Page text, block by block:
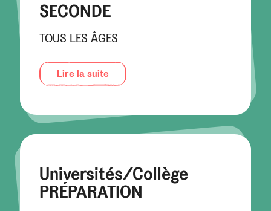
SECONDE
TOUS LES ÂGES
Lire la suite
Universités/Collège
PRÉPARATION